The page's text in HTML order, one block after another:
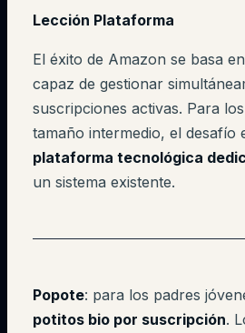
Lección Plataforma
El éxito de Amazon se basa
capaz de gestionar
suscripciones activas. Para
tamaño intermedio, el desafío
plataforma tecnológica
un sistema existente.
Popote: para los padres
potitos bio por suscripción.